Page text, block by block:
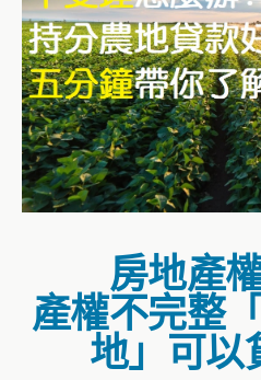
房地產
產權不完整
地」可以